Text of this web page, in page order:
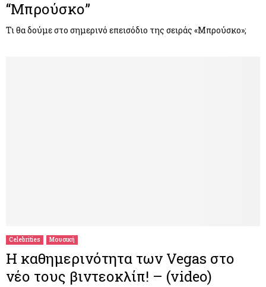
“Μπρούσκο”
Τι θα δούμε στο σημερινό επεισόδιο της σειράς «Μπρούσκο»;
Celebrities Μουσική
Η καθημερινότητα των Vegas στο
νέο τους βιντεοκλίπ! – (video)